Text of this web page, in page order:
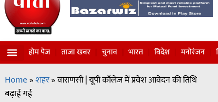
होम पेज ताजा खबर चुनाव भारत विदेश मनोरंजन
Home»शहर»वाराणसी | यूपी कॉलेज में प्रवेश आवेदन की तिथि
बढ़ाई गई